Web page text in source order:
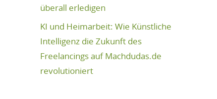
überall erledigen
KI und Heimarbeit: Wie Künstliche
Intelligenz die Zukunft des
Freelancings auf Machdudas.de
revolutioniert